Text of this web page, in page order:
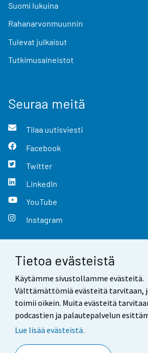
Tietoa evästeistä
Käytämme sivustollamme evästeitä.
Välttämättömiä evästeitä tarvitaan,
toimii oikein. Muita evästeitä
podcastien ja palautepalvelun
Lue lisää evästeistä.
Suomi lukuina
Rahanarvonmuunnin
Tulevat julkaisut
Tutkimusaineistot
Seuraa meitä
Tilaa uutisviesti
Facebook
Twitter
LinkedIn
YouTube
Instagram
Yhteystiedot
Palaute
Käyttöehdot
Saavutettavuus